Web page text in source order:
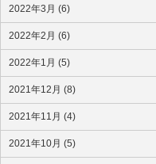
2022年3月 (6)
2022年2月 (6)
2022年1月 (5)
2021年12月 (8)
2021年11月 (4)
2021年10月 (5)